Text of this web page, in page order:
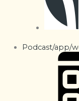
Podcast/app/